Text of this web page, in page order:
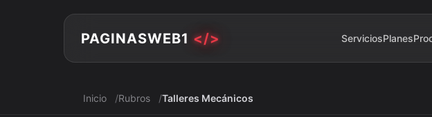
PAGINASWEB1 </> ServiciosPlanes
Inicio Rubros Talleres Mecánicos